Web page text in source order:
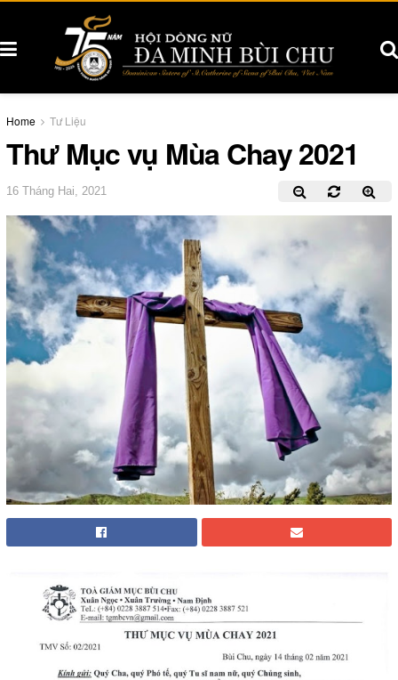
Home Tư Liệu
Thư Mục vụ Mùa Chay 2021
16 Tháng Hai, 2021